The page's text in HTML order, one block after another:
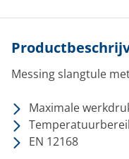
Messing slangtule
Maximale
EN 12168